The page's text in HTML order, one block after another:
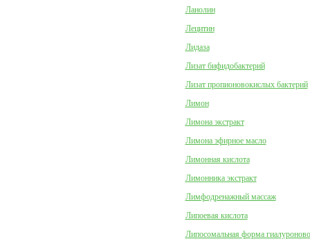
Ланолин
Лецитин
Лидаза
Лизат бифидобактерий
Лизат пропионовокислых бактерий
Лимон
Лимона экстракт
Лимона эфирное масло
Лимонная кислота
Лимонника экстракт
Лимфодренажный массаж
Липоевая кислота
Липосомальная форма